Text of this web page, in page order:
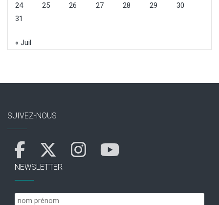
24
25 26 27 28 29
30
31
« Juil
SUIVEZ-NOUS
NEWSLETTER